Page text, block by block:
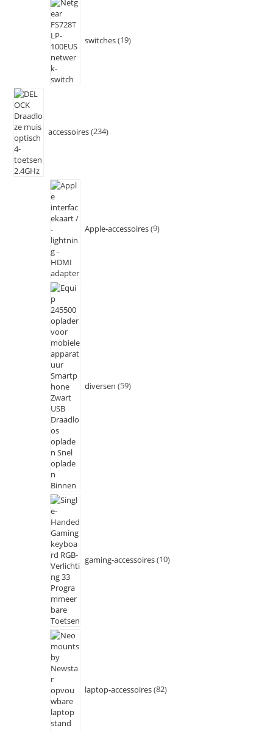
switches 19
accessoires 234
Apple-accessoires 9
diversen 59
gaming-accessoires 10
laptop-accessoires 82